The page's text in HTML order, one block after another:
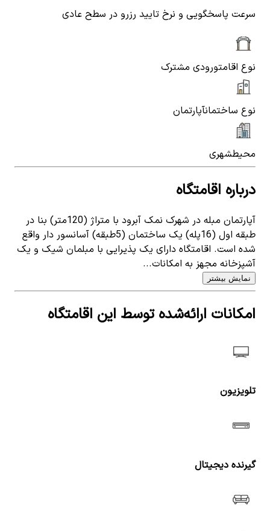
سرعت پاسخگویی و نرخ تایید رزرو در سطح عادی
نوع اقامتورودی مشترک
نوع ساختمانآپارتمان
محیطشهری
درباره اقامتگاه
آپارتمان مبله در شهرک نمک آبرود با متراژ (120متر) بنا در
طبقه اول (16پله) یک ساختمان (5طبقه) آسانسور دار واقع
شده است. اقامتگاه دارای یک پذیرایی با مبلمان شیک و یک
آشپزخانه مجهز به امکانات...
نمایش بیشتر
امکانات ارائه‌شده توسط این اقامتگاه
تلویزیون
گیرنده دیجیتال